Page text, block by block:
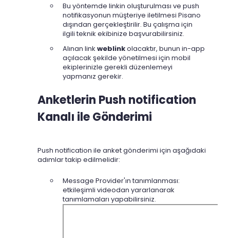
Bu yöntemde linkin oluşturulması ve push
notifikasyonun müşteriye iletilmesi Pisano
dışından gerçekleştirilir. Bu çalışma için
ilgili teknik ekibinize başvurabilirsiniz.
Alınan link weblinkolacaktır, bunun in-app
açılacak şekilde yönetilmesi için mobil
ekiplerinizle gerekli düzenlemeyi
yapmanız gerekir.
Anketlerin Push notification
Kanalı ile Gönderimi
Push notification ile anket gönderimi için aşağıdaki
adımlar takip edilmelidir:
Message Provider'ın tanımlanması:
etkileşimli videodan yararlanarak
tanımlamaları yapabilirsiniz.